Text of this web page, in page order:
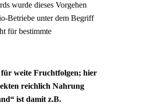
wurde dieses Vorgehen
Betriebe unter dem Begriff
für bestimmte
weite Fruchtfolgen; hier
reichlich Nahrung
ist damit z.B.